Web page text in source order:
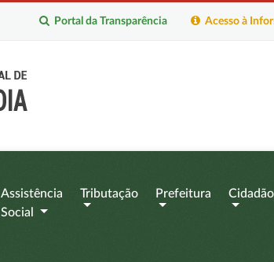
Acesso à
Portal da Transparência
Assistência
Social
Tributação Prefeitura Cidadão